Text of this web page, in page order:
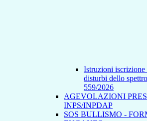
Istruzioni iscrizione
disturbi dello
559/2026
AGEVOLAZIONI
INPS/INPDAP
SOS BULLISMO -